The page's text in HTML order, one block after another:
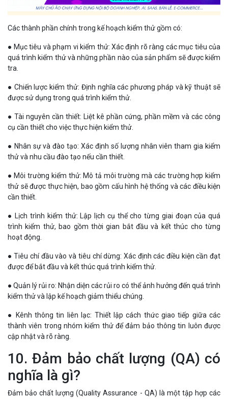
Các thành phần chính trong kế hoạch kiểm thử gồm có:
● Mục tiêu và phạm vi kiểm thử: Xác định rõ ràng các mục tiêu của
quá trình kiểm thử và những phần nào của sản phẩm sẽ được kiểm
tra.
● Chiến lược kiểm thử: Định nghĩa các phương pháp và kỹ thuật sẽ
được sử dụng trong quá trình kiểm thử.
● Tài nguyên cần thiết: Liệt kê phần cứng, phần mềm và các công
cụ cần thiết cho việc thực hiện kiểm thử.
● Nhân sự và đào tạo: Xác định số lượng nhân viên tham gia kiểm
thử và nhu cầu đào tạo nếu cần thiết.
● Môi trường kiểm thử: Mô tả môi trường mà các trường hợp kiểm
thử sẽ được thực hiện, bao gồm cấu hình hệ thống và các điều kiện
cần thiết.
● Lịch trình kiểm thử: Lập lịch cụ thể cho từng giai đoạn của quá
trình kiểm thử, bao gồm thời gian bắt đầu và kết thúc cho từng
hoạt động.
● Tiêu chí đầu vào và tiêu chí dừng: Xác định các điều kiện cần đạt
được để bắt đầu và kết thúc quá trình kiểm thử.
● Quản lý rủi ro: Nhận diện các rủi ro có thể ảnh hưởng đến quá trình
kiểm thử và lập kế hoạch giảm thiểu chúng.
● Kênh thông tin liên lạc: Thiết lập cách thức giao tiếp giữa các
thành viên trong nhóm kiểm thử để đảm bảo thông tin luôn được
cập nhật và rõ ràng.
10. Đảm bảo chất lượng (QA) có
nghĩa là gì?
Đảm bảo chất lượng (Quality Assurance - QA) là một tập hợp các